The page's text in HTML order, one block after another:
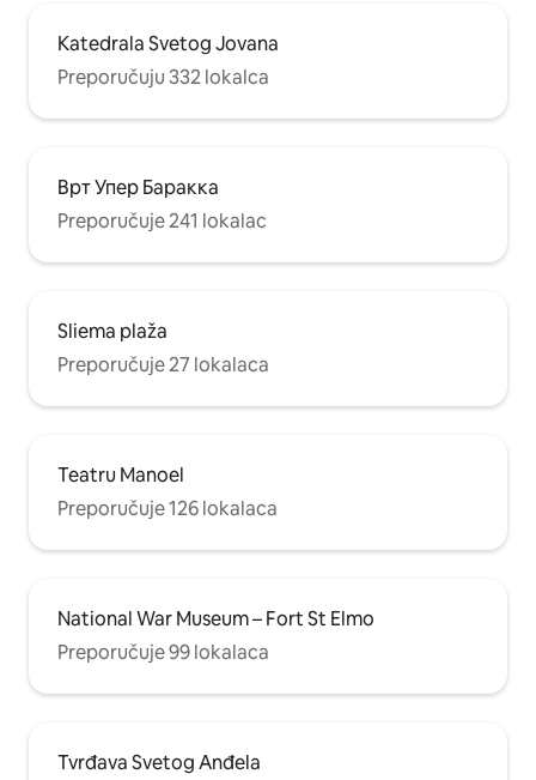
Katedrala Svetog Jovana
Preporučuju 332 lokalca
Врт Упер Баракка
Preporučuje 241 lokalac
Sliema plaža
Preporučuje 27 lokalaca
Teatru Manoel
Preporučuje 126 lokalaca
National War Museum – Fort St Elmo
Preporučuje 99 lokalaca
Tvrđava Svetog Anđela